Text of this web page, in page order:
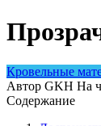
Кровельные
Автор GKH На
Содержание